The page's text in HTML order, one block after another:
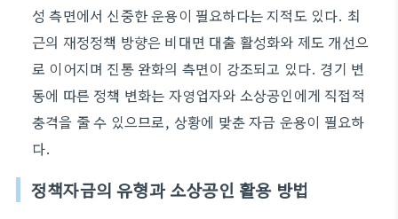
성 측면에서 신중한 운용이 필요하다는 지적도 있다. 최
근의 재정정책 방향은 비대면 대출 활성화와 제도 개선으
로 이어지며 진통 완화의 측면이 강조되고 있다. 경기 변
동에 따른 정책 변화는 자영업자와 소상공인에게 직접적
충격을 줄 수 있으므로, 상황에 맞춘 자금 운용이 필요하
다.
정책자금의 유형과 소상공인 활용 방법